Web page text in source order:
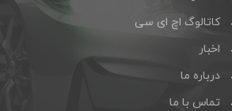
کاتالوگ اچ ای سی
اخبار
درباره ما
تماس با ما